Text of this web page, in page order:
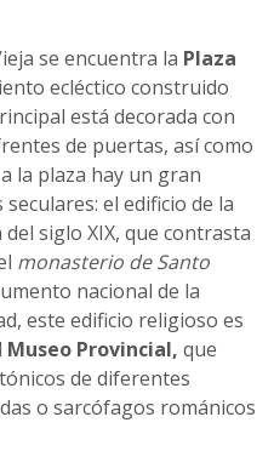
se encuentra la Plaza
ecléctico construido
está decorada con
de puertas, así como
la plaza hay un gran
el edificio de la
siglo XIX, que contrasta
monasterio de Santo
nacional de la
este edificio religioso es
Museo Provincial, que
de diferentes
o sarcófagos románicos